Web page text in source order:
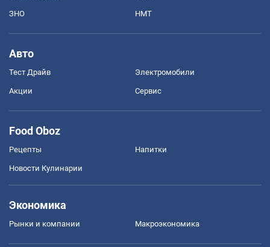
ЗНО НМТ
Авто
Тест Драйв Электромобили
Акции Сервис
Food Oboz
Рецепты Напитки
Новости Кулинарии
Экономика
Рынки и компании Mакроэкономика